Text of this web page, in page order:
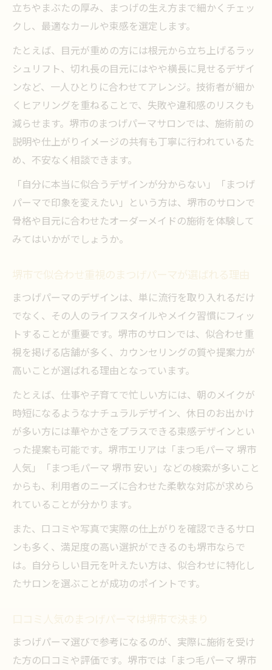
立ちやまぶたの厚み、まつげの生え方まで細かくチェッ
クし、最適なカールや束感を選定します。
たとえば、目元が重めの方には根元から立ち上げるラッ
シュリフト、切れ長の目元にはやや横長に見せるデザイ
ンなど、一人ひとりに合わせてアレンジ。技術者が細か
くヒアリングを重ねることで、失敗や違和感のリスクも
減らせます。堺市のまつげパーマサロンでは、施術前の
説明や仕上がりイメージの共有も丁寧に行われているた
め、不安なく相談できます。
「自分に本当に似合うデザインが分からない」「まつげ
パーマで印象を変えたい」という方は、堺市のサロンで
骨格や目元に合わせたオーダーメイドの施術を体験して
みてはいかがでしょうか。
堺市で似合わせ重視のまつげパーマが選ばれる理由
まつげパーマのデザインは、単に流行を取り入れるだけ
でなく、その人のライフスタイルやメイク習慣にフィッ
トすることが重要です。堺市のサロンでは、似合わせ重
視を掲げる店舗が多く、カウンセリングの質や提案力が
高いことが選ばれる理由となっています。
たとえば、仕事や子育てで忙しい方には、朝のメイクが
時短になるようなナチュラルデザイン、休日のお出かけ
が多い方には華やかさをプラスできる束感デザインとい
った提案も可能です。堺市エリアは「まつ毛パーマ 堺市
人気」「まつ毛パーマ 堺市 安い」などの検索が多いこと
からも、利用者のニーズに合わせた柔軟な対応が求めら
れていることが分かります。
また、口コミや写真で実際の仕上がりを確認できるサロ
ンも多く、満足度の高い選択ができるのも堺市ならで
は。自分らしい目元を叶えたい方は、似合わせに特化し
たサロンを選ぶことが成功のポイントです。
口コミ人気のまつげパーマは堺市で決まり
まつげパーマ選びで参考になるのが、実際に施術を受け
た方の口コミや評価です。堺市では「まつ毛パーマ 堺市